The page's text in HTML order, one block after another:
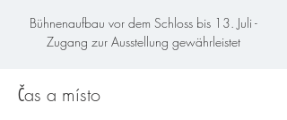
Bühnenaufbau vor dem Schloss bis 13. Juli -
Zugang zur Ausstellung gewährleistet
Čas a místo